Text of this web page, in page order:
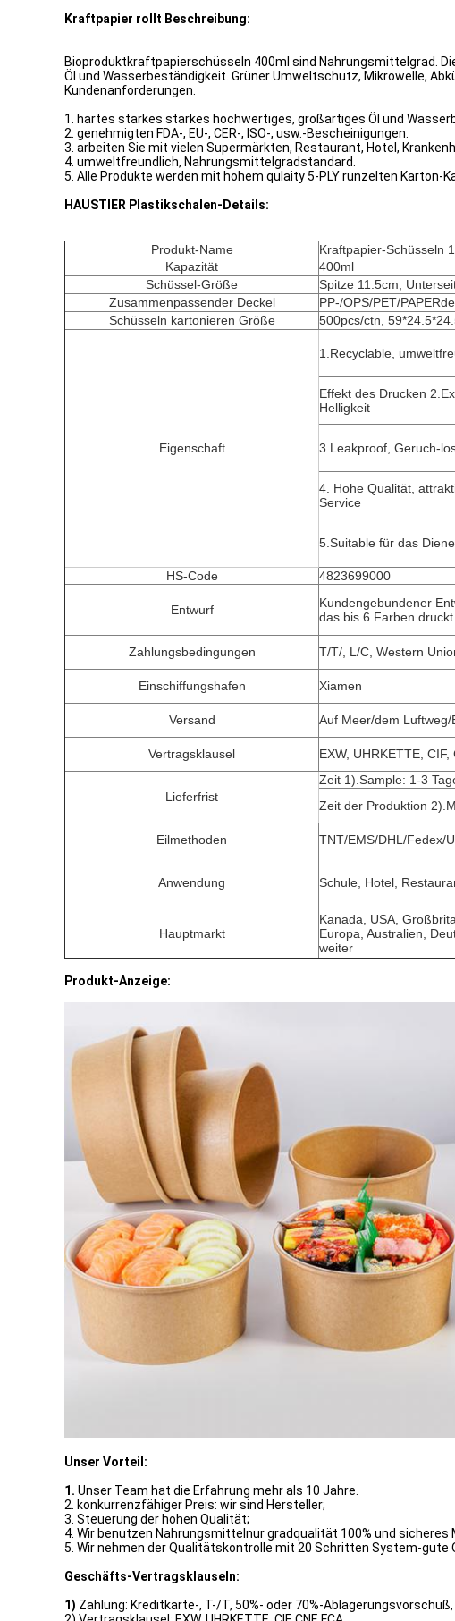
Kraftpapier rollt Beschreibung:
Bioproduktkraftpapierschüsseln 400ml sind Nahrungsmittelgrad.
Öl und Wasserbeständigkeit. Grüner Umweltschutz, Mikrowelle,
Kundenanforderungen.
1. hartes starkes starkes hochwertiges, großartiges Öl und
2. genehmigten FDA-, EU-, CER-, ISO-, usw.-Bescheinigungen.
3. arbeiten Sie mit vielen Supermärkten, Restaurant, Hotel,
4. umweltfreundlich, Nahrungsmittelgradstandard.
5. Alle Produkte werden mit hohem qulaity 5-PLY runzelten
HAUSTIER Plastikschalen-Details:
Produkt-Name
Kraftpapier-Schüsseln
Kapazität
400ml
Schüssel-Größe
Spitze 11.5cm,
Zusammenpassender Deckel
PP-/OPS/PET/
Schüsseln kartonieren Größe
500pcs/ctn,
Eigenschaft
1.Recyclable,
Effekt des Drucken
Helligkeit
3.Leakproof, Geruch-
4. Hohe Qualität,
Service
5.Suitable für das
HS-Code 4823699000
Entwurf
Kundengebundener
das bis 6 Farben druckt
Zahlungsbedingungen T/T/, L/C, Western
Einschiffungshafen Xiamen
Versand Auf Meer/dem Luftweg/
Vertragsklausel EXW, UHRKETTE, CIF,
Lieferfrist
Zeit 1).Sample: 1-3
Zeit der Produktion
Eilmethoden TNT/EMS/DHL/Fedex/
Anwendung Schule, Hotel,
Hauptmarkt
Kanada, USA,
Europa, Australien,
weiter
Produkt-Anzeige:
Unser Vorteil:
1. Unser Team hat die Erfahrung mehr als 10 Jahre.
2. konkurrenzfähiger Preis: wir sind Hersteller;
3. Steuerung der hohen Qualität;
4. Wir benutzen Nahrungsmittelnur gradqualität 100% und sicheres
5. Wir nehmen der Qualitätskontrolle mit 20 Schritten System-gute
Geschäfts-Vertragsklauseln:
1) Zahlung: Kreditkarte-, T-/T, 50%- oder 70%-